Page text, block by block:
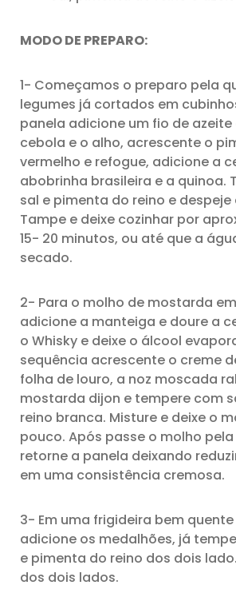
MODO DE PREPARO:
1- Começamos o preparo pela
legumes já cortados em
panela adicione um fio de azeite
cebola e o alho, acrescente o
vermelho e refogue, adicione a
abobrinha brasileira e a quinoa.
sal e pimenta do reino e
Tampe e deixe cozinhar por
15- 20 minutos, ou até que a
secado.
2- Para o molho de mostarda
adicione a manteiga e doure a
o Whisky e deixe o álcool
sequência acrescente o creme
folha de louro, a noz moscada
mostarda dijon e tempere com
reino branca. Misture e deixe o
pouco. Após passe o molho
retorne a panela deixando
em uma consistência cremosa.
3- Em uma frigideira bem
adicione os medalhões, já
e pimenta do reino dos dois
dos dois lados.